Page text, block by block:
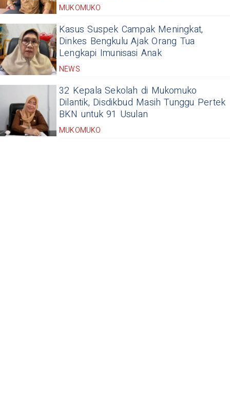
MUKOMUKO
Kasus Suspek Campak Meningkat,
Dinkes Bengkulu Ajak Orang Tua
Lengkapi Imunisasi Anak
NEWS
32 Kepala Sekolah di Mukomuko
Dilantik, Disdikbud Masih Tunggu Pertek
BKN untuk 91 Usulan
MUKOMUKO